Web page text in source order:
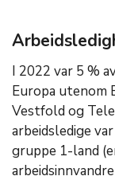
I 2022 var 5 %
Europa utenom
Vestfold og
arbeidsledige
gruppe 1-land